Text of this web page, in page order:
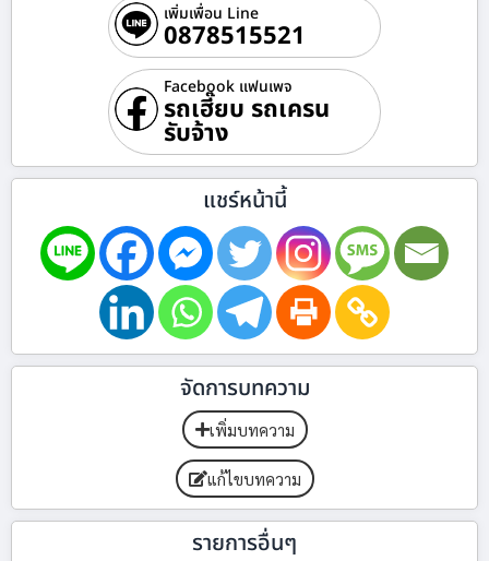
เพิ่มเพื่อน Line
0878515521
Facebook แฟนเพจ
รถเฮี๊ยบ รถเครน
รับจ้าง
แชร์หน้านี้
จัดการบทความ
เพิ่มบทความ
แก้ไขบทความ
รายการอื่นๆ